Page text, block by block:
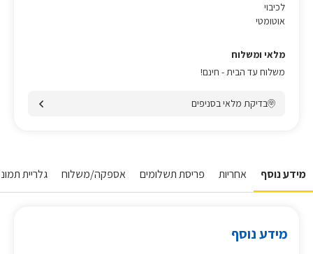
לכיבוי
אוטומטי
מלאי ומשלוח
משלוח עד הבית - חינם!
בדיקת מלאי בסניפים
מידע נוסף אחריות פריסת תשלומים אספקה/משלוח גלריית
מידע נוסף